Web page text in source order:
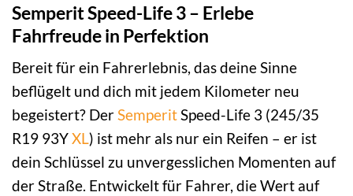
Semperit Speed-Life 3 – Erlebe
Fahrfreude in Perfektion
Bereit für ein Fahrerlebnis, das deine Sinne
beflügelt und dich mit jedem Kilometer neu
begeistert? DerSemperitSpeed-Life 3 (245/35
R19 93YXL) ist mehr als nur ein Reifen – er ist
dein Schlüssel zu unvergesslichen Momenten auf
der Straße. Entwickelt für Fahrer, die Wert auf